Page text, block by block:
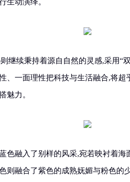
则继续秉持着源自自然的灵感,采用“
、一面理性把科技与生活融合,将
魅力。
色融入了别样的风采,宛若映衬着
则融合了紫色的成熟妩媚与粉色的